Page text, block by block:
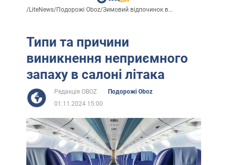
/LiteNews/Подорожі Oboz/Зимовий відпочинок в...
Типи та причини
виникнення неприємного
запаху в салоні літака
Редакція OBOZ
Подорожі Oboz
01.11.2024 15:00